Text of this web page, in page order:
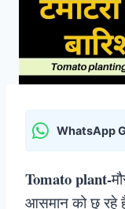
WhatsApp
Tomato plant-
आसमान को छु रहे